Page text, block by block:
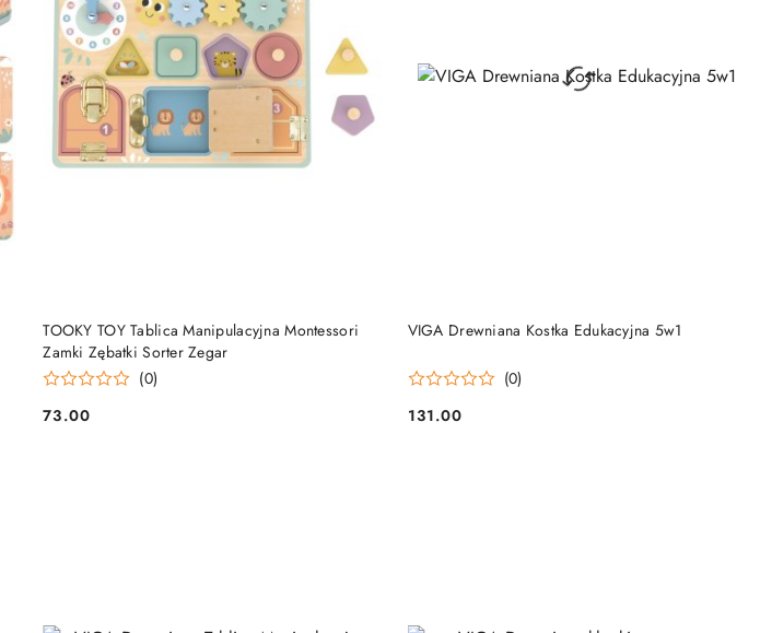
TOOKY TOY Tablica Manipulacyjna Montessori
Zamki Zębatki Sorter Zegar
(0)
Cena:
73.00
DO KOSZYKA VIGA Drewniana Kostka Edukacyjna 5w1
(0)
Cena:
131.00
DO KOSZYKA